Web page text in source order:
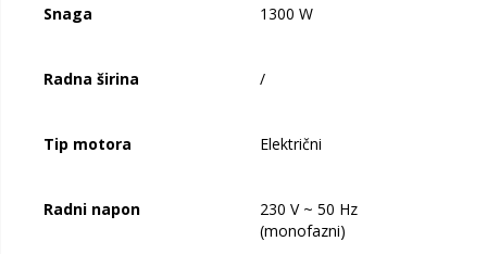
Snaga 1300 W
Radna širina /
Tip motora Električni
Radni napon
230 V ~ 50 Hz
(monofazni)